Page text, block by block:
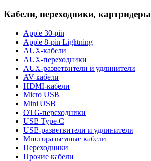
Кабели, переходники, картридеры
Apple 30-pin
Apple 8-pin Lightning
AUX-кабели
AUX-переходники
AUX-разветвители и удлинители
AV-кабели
HDMI-кабели
Micro USB
Mini USB
OTG-переходники
USB Type-C
USB-разветвители и удлинители
Многоразъемные кабели
Переходники
Прочие кабели